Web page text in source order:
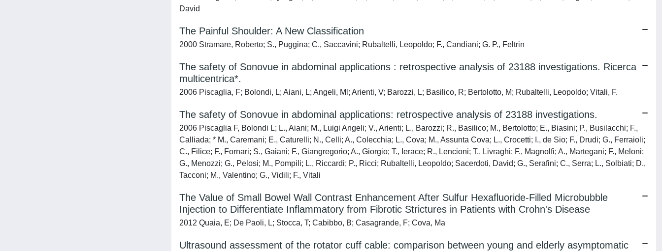
David
The Painful Shoulder: A New Classification
2000 Stramare, Roberto; S., Puggina; C., Saccavini; Rubaltelli, Leopoldo; F., Candiani; G. P., Feltrin
The safety of Sonovue in abdominal applications : retrospective analysis of 23188 investigations. Ricerca
multicentrica*.
2006 Piscaglia, F; Bolondi, L; Aiani, L; Angeli, Ml; Arienti, V; Barozzi, L; Basilico, R; Bertolotto, M; Rubaltelli, Leopoldo; Vitali, F.
The safety of Sonovue in abdominal applications: retrospective analysis of 23188 investigations.
2006 Piscaglia F, Bolondi L; L., Aiani; M., Luigi Angeli; V., Arienti; L., Barozzi; R., Basilico; M., Bertolotto; E., Biasini; P., Busilacchi; F.,
Calliada; * M., Caremani; E., Caturelli; N., Celli; A., Colecchia; L., Cova; M., Assunta Cova; L., Crocetti; I., de Sio; F., Drudi; G., Ferraioli;
C., Filice; F., Fornari; S., Gaiani; F., Giangregorio; A., Giorgio; T., Ierace; R., Lencioni; T., Livraghi; F., Magnolfi; A., Martegani; F., Meloni;
G., Menozzi; G., Pelosi; M., Pompili; L., Riccardi; P., Ricci; Rubaltelli, Leopoldo; Sacerdoti, David; G., Serafini; C., Serra; L., Solbiati; D.,
Tacconi; M., Valentino; G., Vidili; F., Vitali
The Value of Small Bowel Wall Contrast Enhancement After Sulfur Hexafluoride-Filled Microbubble
Injection to Differentiate Inflammatory from Fibrotic Strictures in Patients with Crohn's Disease
2012 Quaia, E; De Paoli, L; Stocca, T; Cabibbo, B; Casagrande, F; Cova, Ma
Ultrasound assessment of the rotator cuff cable: comparison between young and elderly asymptomatic